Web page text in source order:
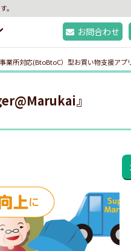
。
お問合わせ
事業所対応(BtoBtoC）型お買い物支援アプ
』